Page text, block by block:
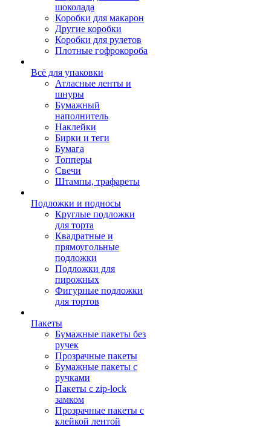
шоколада
Коробки для макарон
Другие коробки
Коробки для рулетов
Плотные гофрокороба
Всё для упаковки
Атласные ленты и
шнуры
Бумажный
наполнитель
Наклейки
Бирки и теги
Бумага
Топперы
Свечи
Штампы, трафареты
Подложки и подносы
Круглые подложки
для торта
Квадратные и
прямоугольные
подложки
Подложки для
пирожных
Фигурные подложки
для тортов
Пакеты
Бумажные пакеты без
ручек
Прозрачные пакеты
Бумажные пакеты с
ручками
Пакеты с zip-lock
замком
Прозрачные пакеты с
клейкой лентой